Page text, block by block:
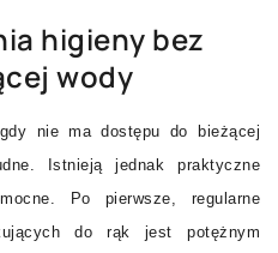
higieny bez
wody
nie ma dostępu do bieżącej
Istnieją jednak praktyczne
Po pierwsze, regularne
do rąk jest potężnym